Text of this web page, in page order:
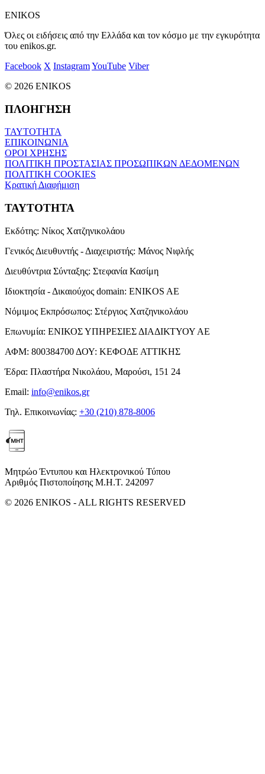
ENIKOS
Όλες οι ειδήσεις από την Ελλάδα και τον κόσμο με την εγκυρότητα
του enikos.gr.
Facebook X InstagramYouTube Viber
© 2026 ENIKOS
ΠΛΟΗΓΗΣΗ
ΤΑΥΤΟΤΗΤΑ
ΕΠΙΚΟΙΝΩΝΙΑ
ΟΡΟΙ ΧΡΗΣΗΣ
ΠΟΛΙΤΙΚΗ ΠΡΟΣΤΑΣΙΑΣ ΠΡΟΣΩΠΙΚΩΝ ΔΕΔΟΜΕΝΩΝ
ΠΟΛΙΤΙΚΗ COOKIES
Κρατική Διαφήμιση
ΤΑΥΤΟΤΗΤΑ
Εκδότης: Νίκος Χατζηνικολάου
Γενικός Διευθυντής - Διαχειριστής: Μάνος Νιφλής
Διευθύντρια Σύνταξης: Στεφανία Κασίμη
Ιδιοκτησία - Δικαιούχος domain: ENIKOS AE
Νόμιμος Εκπρόσωπος: Στέργιος Χατζηνικολάου
Επωνυμία: ΕΝΙΚΟΣ ΥΠΗΡΕΣΙΕΣ ΔΙΑΔΙΚΤΥΟΥ ΑΕ
ΑΦΜ: 800384700 ΔΟΥ: ΚΕΦΟΔΕ ΑΤΤΙΚΗΣ
Έδρα: Πλαστήρα Νικολάου, Μαρούσι, 151 24
Email: info@enikos.gr
Τηλ. Επικοινωνίας: +30 (210) 878-8006
Μητρώο Έντυπου και Ηλεκτρονικού Τύπου
Αριθμός Πιστοποίησης Μ.Η.Τ. 242097
© 2026 ENIKOS - ALL RIGHTS RESERVED